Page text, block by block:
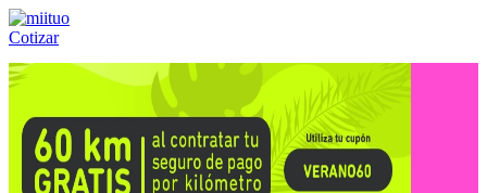
Cotizar
Llámanos al:(55) 84-21-05-00 ó